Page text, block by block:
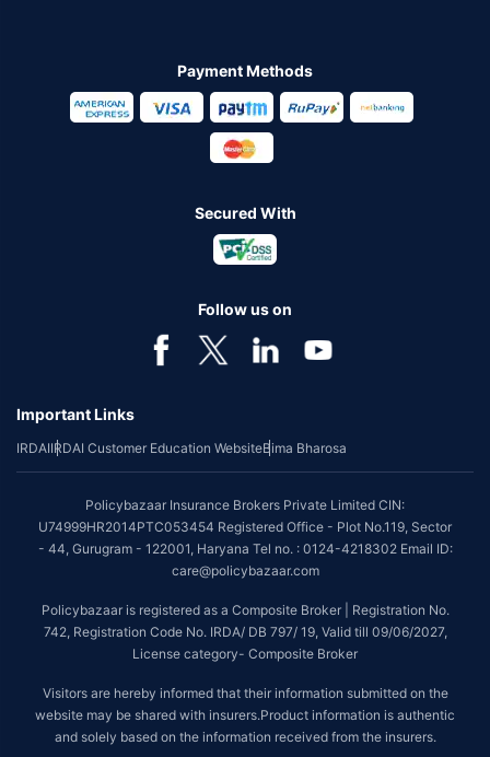
Payment Methods
Secured With
Follow us on
Important Links
IRDAIIRDAI Customer Education WebsiteBima Bharosa
Policybazaar Insurance Brokers Private Limited CIN:
U74999HR2014PTC053454 Registered Office - Plot No.119, Sector
- 44, Gurugram - 122001, Haryana Tel no. : 0124-4218302 Email ID:
care@policybazaar.com
Policybazaar is registered as a Composite Broker | Registration No.
742, Registration Code No. IRDA/ DB 797/ 19, Valid till 09/06/2027,
License category- Composite Broker
Visitors are hereby informed that their information submitted on the
website may be shared with insurers.Product information is authentic
and solely based on the information received from the insurers.